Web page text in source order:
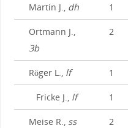
Martin J., dh 1
Ortmann J.,
3b
2
Röger L., lf 1
Fricke J., lf 1
Meise R., ss 2